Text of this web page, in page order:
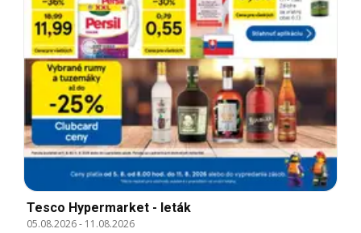
Tesco Hypermarket - leták
05.08.2026- 11.08.2026